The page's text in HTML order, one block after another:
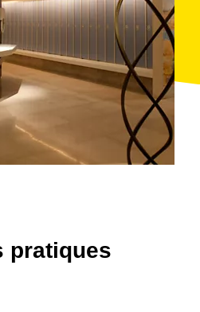
pratiques